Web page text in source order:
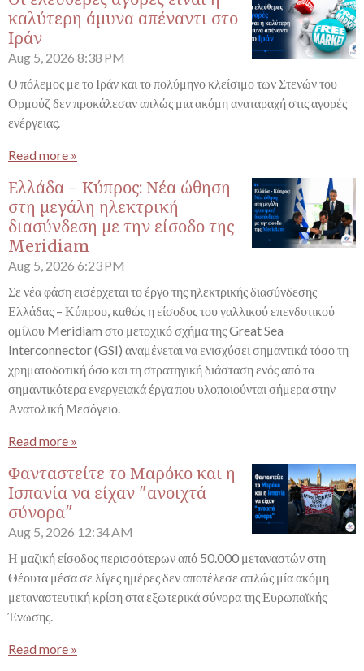
καλύτερη άμυνα απέναντι στο
Ιράν
Aug 5, 2026 8:38 PM
Ο πόλεμος με το Ιράν και το πολύμηνο κλείσιμο των Στενών του
Ορμούζ δεν προκάλεσαν απλώς μια ακόμη αναταραχή στις αγορές
ενέργειας.
Read more »
Ελλάδα - Κύπρος: Νέα ώθηση
στη μεγάλη ηλεκτρική
διασύνδεση με την είσοδο της
Meridiam
Aug 5, 2026 6:23 PM
Σε νέα φάση εισέρχεται το έργο της ηλεκτρικής διασύνδεσης
Ελλάδας – Κύπρου, καθώς η είσοδος του γαλλικού επενδυτικού
ομίλου Meridiam στο μετοχικό σχήμα της Great Sea
Interconnector (GSI) αναμένεται να ενισχύσει σημαντικά τόσο τη
χρηματοδοτική όσο και τη στρατηγική διάσταση ενός από τα
σημαντικότερα ενεργειακά έργα που υλοποιούνται σήμερα στην
Ανατολική Μεσόγειο.
Read more »
Φανταστείτε το Μαρόκο και η
Ισπανία να είχαν "ανοιχτά
σύνορα"
Aug 5, 2026 12:34 AM
Η μαζική είσοδος περισσότερων από 50.000 μεταναστών στη
Θέουτα μέσα σε λίγες ημέρες δεν αποτέλεσε απλώς μία ακόμη
μεταναστευτική κρίση στα εξωτερικά σύνορα της Ευρωπαϊκής
Ένωσης.
Read more »